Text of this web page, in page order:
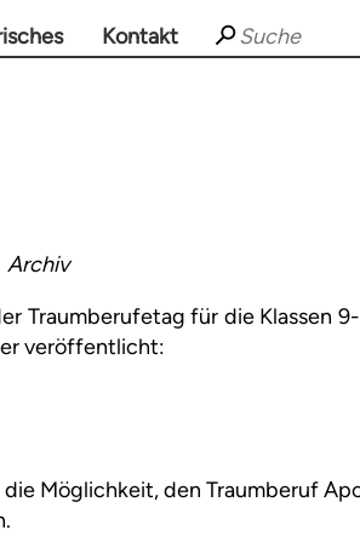
Kontakt
Archiv
Traumberufetag für die Klassen
veröffentlicht:
Möglichkeit, den Traumberuf